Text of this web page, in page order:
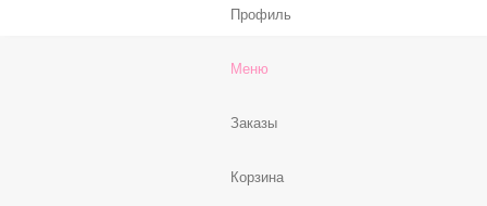
Профиль
Меню
Заказы
Корзина